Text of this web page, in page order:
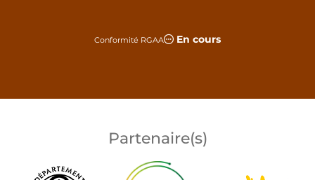
Conformité RGAA En cours
Partenaire(s)